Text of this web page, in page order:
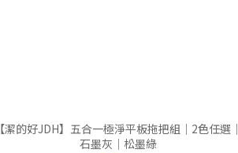
【潔的好JDH】五合一極淨平板拖把組｜2色任選｜
石墨灰｜松墨綠